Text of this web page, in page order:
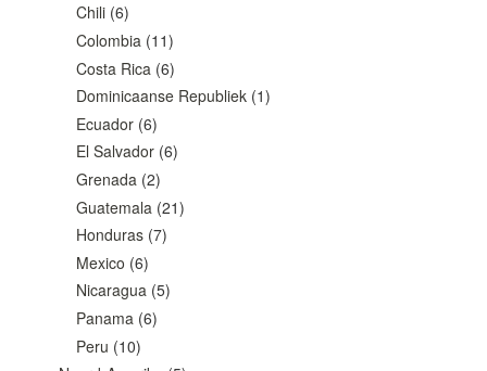
Chili (6)
Colombia (11)
Costa Rica (6)
Dominicaanse Republiek (1)
Ecuador (6)
El Salvador (6)
Grenada (2)
Guatemala (21)
Honduras (7)
Mexico (6)
Nicaragua (5)
Panama (6)
Peru (10)